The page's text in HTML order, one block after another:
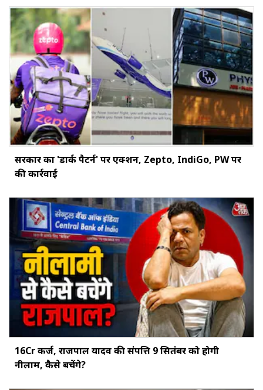
सरकार का 'डार्क पैटर्न' पर एक्शन, Zepto, IndiGo, PW पर
की कार्रवाई
16Cr कर्ज, राजपाल यादव की संपत्ति 9 सितंबर को होगी
नीलाम, कैसे बचेंगे?